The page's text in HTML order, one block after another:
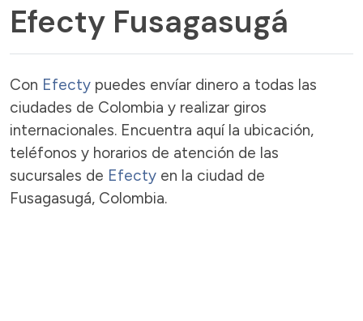
Efecty Fusagasugá
Con Efecty puedes envíar dinero a todas las
ciudades de Colombia y realizar giros
internacionales. Encuentra aquí la ubicación,
teléfonos y horarios de atención de las
sucursales de Efecty en la ciudad de
Fusagasugá, Colombia.